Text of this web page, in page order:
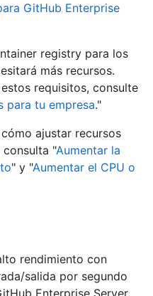
GitHub Enterprise
registry para los
más recursos.
requisitos, consulte
para tu empresa."
ajustar recursos
consulta "Aumentar la
" y "Aumentar el CPU o
rendimiento con
salida por segundo